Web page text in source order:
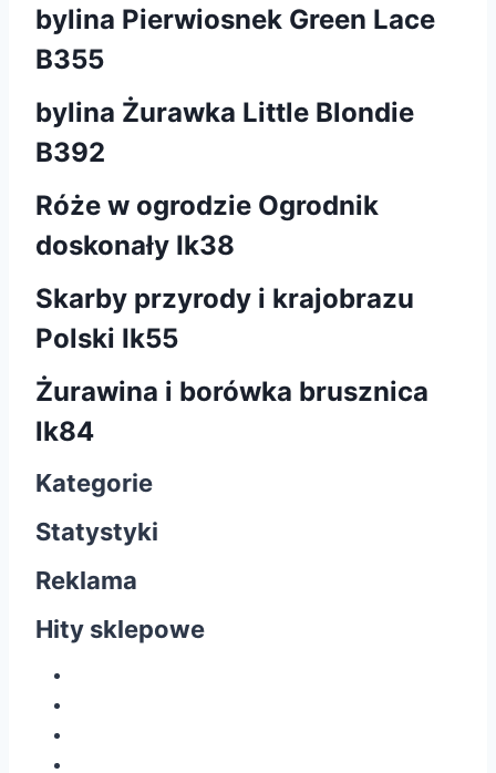
bylina Pierwiosnek Green Lace
B355
bylina Żurawka Little Blondie
B392
Róże w ogrodzie Ogrodnik
doskonały Ik38
Skarby przyrody i krajobrazu
Polski Ik55
Żurawina i borówka brusznica
lk84
Kategorie
Statystyki
Reklama
Hity sklepowe